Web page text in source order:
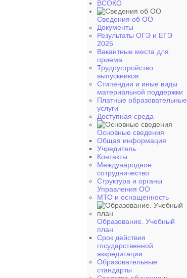
ВСОКО
Сведения об ОО
Документы
Результаты ОГЭ и ЕГЭ
2025
Вакантные места для
приема
Трудоустройство
выпускников
Стипендии и иные виды
материальной поддержки
Платные образовательные
услуги
Доступная среда
Основные сведения
Общая информация
Учредитель
Контакты
Международное
сотрудничество
Структура и органы
Управления ОО
МТО и оснащенность
Образование. Учебный
план
Срок действия
государственной
аккредитации
Образовательные
стандарты